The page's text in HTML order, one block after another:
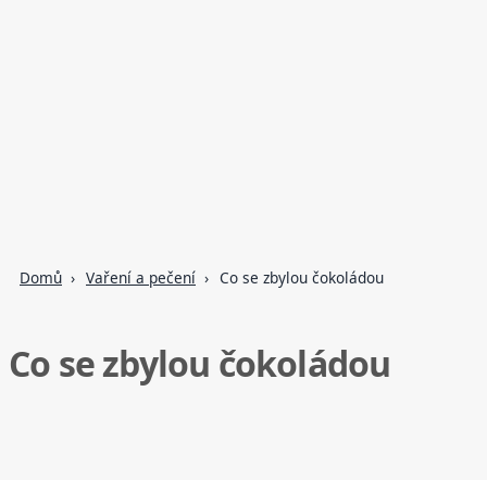
Domů Vaření a pečení Co se zbylou čokoládou
Co se zbylou čokoládou